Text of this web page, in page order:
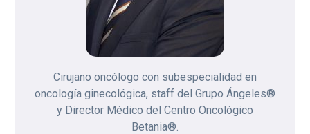
Cirujano oncólogo con subespecialidad en
oncología ginecológica, staff del Grupo Ángeles®
y Director Médico del Centro Oncológico
Betania®.